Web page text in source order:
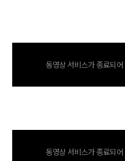
동영상 서비스가 종료되
동영상 서비스가 종료되